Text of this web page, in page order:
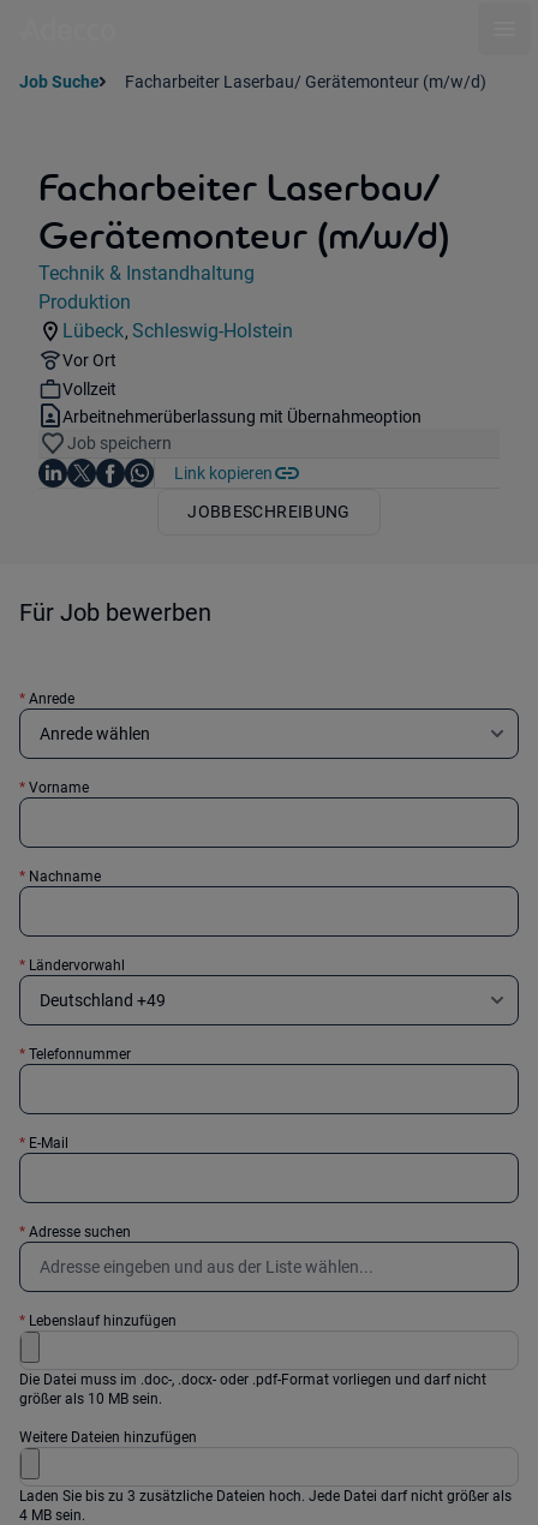
Job Suche Facharbeiter Laserbau/ Gerätemonteur (m/w/d)
Facharbeiter Laserbau/
Gerätemonteur (m/w/d)
Jobdetails
Kategorie:
Technik & Instandhaltung
Industry:
Produktion
Standorte:
Lübeck,
Region:
Schleswig-Holstein
Remote Option:
Vor Ort
Workhours:
Vollzeit
Vertragsart:
Arbeitnehmerüberlassung mit Übernahmeoption
Job speichern
Teile diesen Job
Auf LinkedIn teilen
Auf X teilen
Auf Facebook teilen
Auf WhatsApp teilen
Link kopieren
JOBBESCHREIBUNG
Für Job bewerben
* Anrede
* Vorname
* Nachname
* Ländervorwahl
* Telefonnummer
* E-Mail
* Adresse suchen
* Lebenslauf hinzufügen
Die Datei muss im .doc-, .docx- oder .pdf-Format vorliegen und darf nicht
größer als 10 MB sein.
Weitere Dateien hinzufügen
Laden Sie bis zu 3 zusätzliche Dateien hoch. Jede Datei darf nicht größer als
4 MB sein.